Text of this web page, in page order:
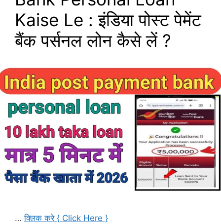
Kaise Le : इंडिया पोस्ट पेमेंट
बैंक पर्सनल लोन कैसे लें ?
…क्लिक करे { Click Here }